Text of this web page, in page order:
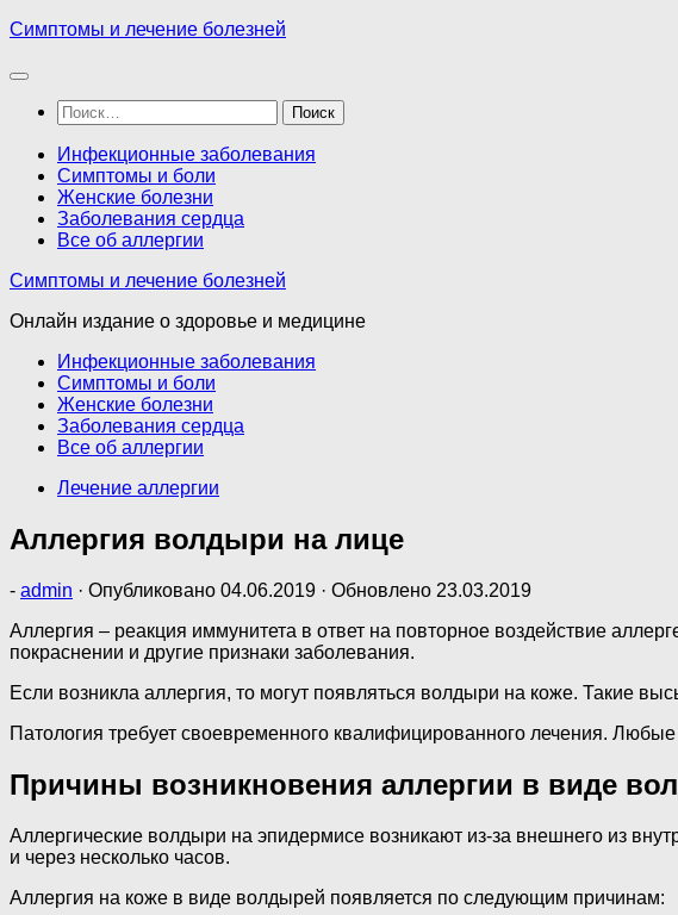
Перейти
содержимому
Симптомы и лечение болезней
Найти:
Инфекционные заболевания
Симптомы и боли
Женские болезни
Заболевания сердца
Все об аллергии
Симптомы и лечение болезней
Онлайн издание о здоровье и медицине
Инфекционные заболевания
Симптомы и боли
Женские болезни
Заболевания сердца
Все об аллергии
Лечение аллергии
Аллергия волдыри на лице
- admin · Опубликовано 04.06.2019 · Обновлено 23.03.2019
Аллергия – реакция иммунитета в ответ на повторное воздействие
покраснении и другие признаки заболевания.
Если возникла аллергия, то могут появляться волдыри на коже.
Патология требует своевременного квалифицированного лечения.
Причины возникновения аллергии в виде
Аллергические волдыри на эпидермисе возникают из-за внешнего из
и через несколько часов.
Аллергия на коже в виде волдырей появляется по следующим причинам: